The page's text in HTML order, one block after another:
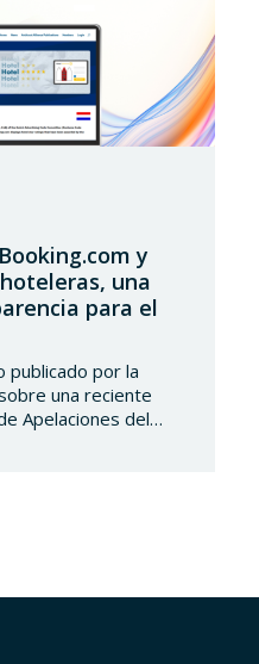
y
una
para el
publicado por la
una reciente
Apelaciones del